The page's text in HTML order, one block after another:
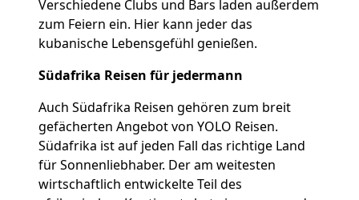
Verschiedene Clubs und Bars laden außerdem
zum Feiern ein. Hier kann jeder das
kubanische Lebensgefühl genießen.
Südafrika Reisen für jedermann
Auch Südafrika Reisen gehören zum breit
gefächerten Angebot von YOLO Reisen.
Südafrika ist auf jeden Fall das richtige Land
für Sonnenliebhaber. Der am weitesten
wirtschaftlich entwickelte Teil des